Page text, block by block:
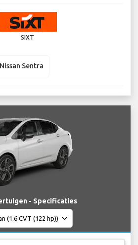
SIXT
Nissan Sentra
- Specificaties